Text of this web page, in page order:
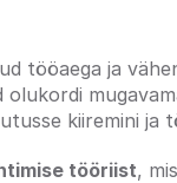
tööaega ja
kiiremini ja
tööriist,